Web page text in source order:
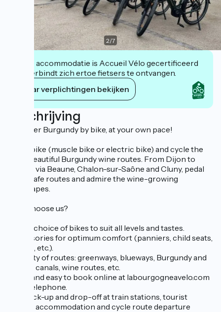
2/7
Deze accommodatie is Accueil Vélo gecertificeerd
en verbindt zich ertoe fietsers te ontvangen.
Haar verplichtingen bekijken
Beschrijving
Discover Burgundy by bike, at your own pace!
Hire a bike (muscle bike or electric bike) and cycle the
most beautiful Burgundy wine routes. From Dijon to
Mâcon, via Beaune, Chalon-sur-Saône and Cluny, pedal
along safe routes and admire the wine-growing
landscapes.
Why choose us?
A wide choice of bikes to suit all levels and tastes.
Accessories for optimum comfort (panniers, child seats,
trailers, etc.).
A variety of routes: greenways, blueways, Burgundy and
Centre canals, wine routes, etc.
Quick and easy to book online at labourgogneavelo.com
or by telephone.
Easy pick-up and drop-off at train stations, tourist
offices, accommodation and cycle route departure